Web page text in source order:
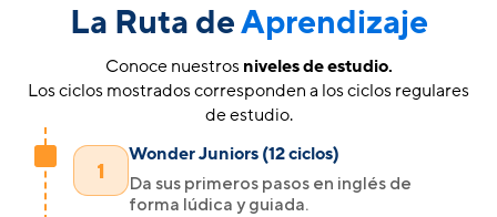
La Ruta deAprendizaje
Conoce nuestros niveles de estudio.
Los ciclos mostrados corresponden a los ciclos regulares
de estudio.
1
Wonder Juniors (12 ciclos)
Da sus primeros pasos en inglés de
forma lúdica y guiada.